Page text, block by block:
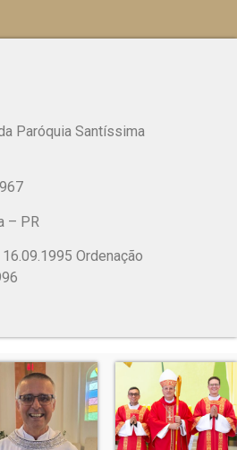
Paróquia Santíssima
– PR
Ordenação